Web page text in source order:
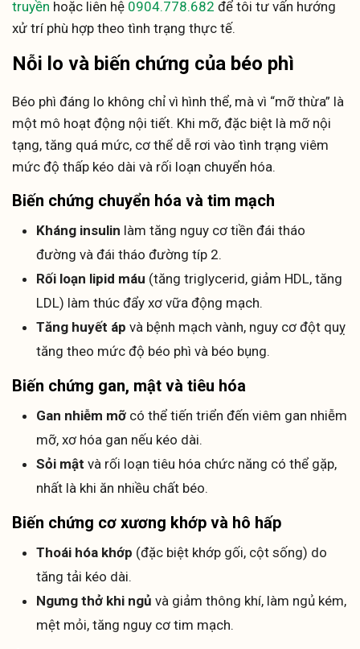
truyền hoặc liên hệ 0904.778.682 để tôi tư vấn hướng
xử trí phù hợp theo tình trạng thực tế.
Nỗi lo và biến chứng của béo phì
Béo phì đáng lo không chỉ vì hình thể, mà vì “mỡ thừa” là
một mô hoạt động nội tiết. Khi mỡ, đặc biệt là mỡ nội
tạng, tăng quá mức, cơ thể dễ rơi vào tình trạng viêm
mức độ thấp kéo dài và rối loạn chuyển hóa.
Biến chứng chuyển hóa và tim mạch
Kháng insulin làm tăng nguy cơ tiền đái tháo
đường và đái tháo đường típ 2.
Rối loạn lipid máu (tăng triglycerid, giảm HDL, tăng
LDL) làm thúc đẩy xơ vữa động mạch.
Tăng huyết áp và bệnh mạch vành, nguy cơ đột quỵ
tăng theo mức độ béo phì và béo bụng.
Biến chứng gan, mật và tiêu hóa
Gan nhiễm mỡ có thể tiến triển đến viêm gan nhiễm
mỡ, xơ hóa gan nếu kéo dài.
Sỏi mật và rối loạn tiêu hóa chức năng có thể gặp,
nhất là khi ăn nhiều chất béo.
Biến chứng cơ xương khớp và hô hấp
Thoái hóa khớp (đặc biệt khớp gối, cột sống) do
tăng tải kéo dài.
Ngưng thở khi ngủ và giảm thông khí, làm ngủ kém,
mệt mỏi, tăng nguy cơ tim mạch.